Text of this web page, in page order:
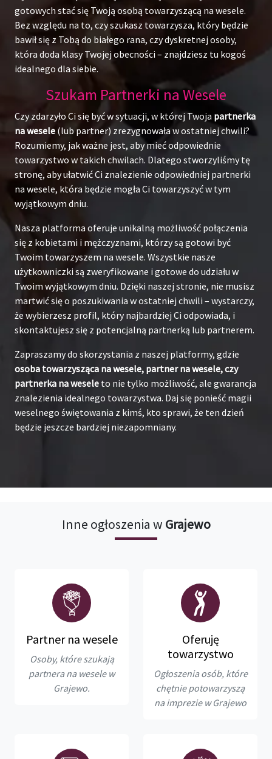
gotowych stać się Twoją osobą towarzyszącą na wesele.
Bez względu na to, czy szukasz towarzysza, który będzie
bawił się z Tobą do białego rana, czy dyskretnej osoby,
która doda klasy Twojej obecności – znajdziesz tu kogoś
idealnego dla siebie.
Szukam Partnerki na Wesele
Czy zdarzyło Ci się być w sytuacji, w której Twoja partnerka
na wesele (lub partner) zrezygnowała w ostatniej chwili?
Rozumiemy, jak ważne jest, aby mieć odpowiednie
towarzystwo w takich chwilach. Dlatego stworzyliśmy tę
stronę, aby ułatwić Ci znalezienie odpowiedniej partnerki
na wesele, która będzie mogła Ci towarzyszyć w tym
wyjątkowym dniu.
Nasza platforma oferuje unikalną możliwość połączenia
się z kobietami i mężczyznami, którzy są gotowi być
Twoim towarzyszem na wesele. Wszystkie nasze
użytkowniczki są zweryfikowane i gotowe do udziału w
Twoim wyjątkowym dniu. Dzięki naszej stronie, nie musisz
martwić się o poszukiwania w ostatniej chwili – wystarczy,
że wybierzesz profil, który najbardziej Ci odpowiada, i
skontaktujesz się z potencjalną partnerką lub partnerem.
Zapraszamy do skorzystania z naszej platformy, gdzie
osoba towarzysząca na wesele, partner na wesele, czy
partnerka na wesele to nie tylko możliwość, ale gwarancja
znalezienia idealnego towarzystwa. Daj się ponieść magii
weselnego świętowania z kimś, kto sprawi, że ten dzień
będzie jeszcze bardziej niezapomniany.
Inne ogłoszenia w Grajewo
Partner na wesele
Osoby, które szukają
partnera na wesele w
Grajewo.
Oferuję
towarzystwo
Ogłoszenia osób, które
chętnie potowarzyszą
na imprezie w Grajewo